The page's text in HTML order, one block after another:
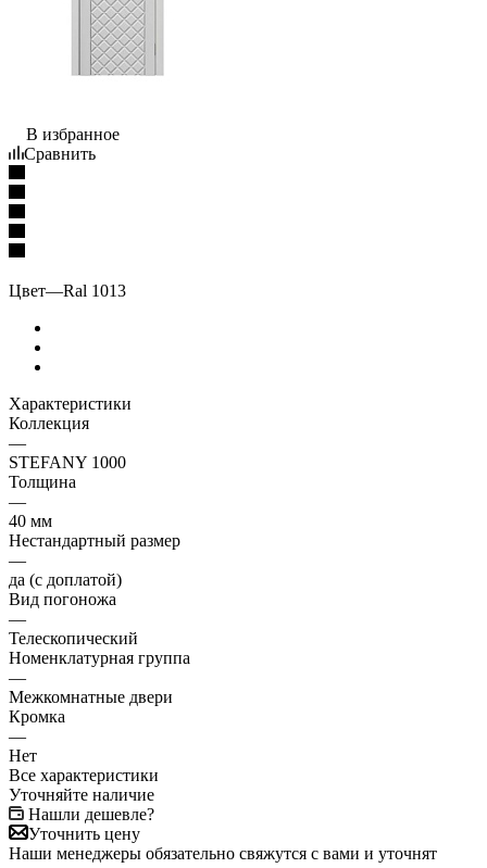
В избранное
Сравнить
Цвет—Ral 1013
Характеристики
Коллекция
—
STEFANY 1000
Толщина
—
40 мм
Нестандартный размер
—
да (с доплатой)
Вид погоножа
—
Телескопический
Номенклатурная группа
—
Межкомнатные двери
Кромка
—
Нет
Все характеристики
Уточняйте наличие
Нашли дешевле?
Уточнить цену
Наши менеджеры обязательно свяжутся с вами и уточнят